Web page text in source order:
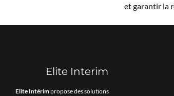
et garantir la
Elite Interim
Elite Intérimpropose des solutions